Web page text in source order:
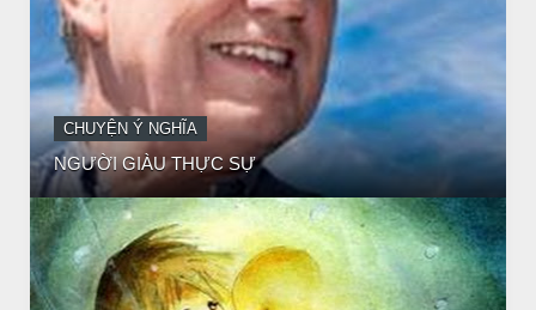
CHUYỆN Ý NGHĨA
CÔ BÉ BÁN DIÊM